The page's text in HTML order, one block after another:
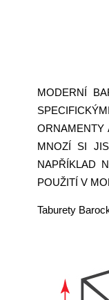
MODERNÍ
ORNAMENTY
MNOZÍ SI
NAPŘÍKLAD
POUŽITÍ V
Taburety